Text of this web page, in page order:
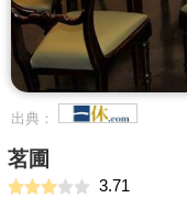
出典：
茗圃
3.71